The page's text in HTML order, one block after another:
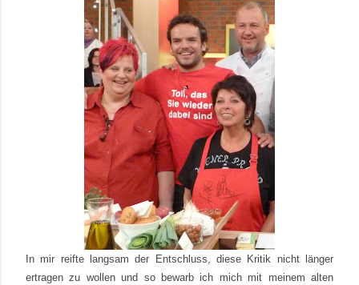
In mir reifte langsam der Entschluss, diese Kritik nicht länger
ertragen zu wollen und so bewarb ich mich mit meinem alten